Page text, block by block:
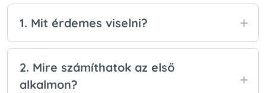
1. Mit érdemes viselni?
Kényelmes sportruházatot és stabil edzőcipőt. A
lényeg, hogy szabadon tudj mozogni és jól
érezd magad.
2. Mire számíthatok az első
alkalmon?